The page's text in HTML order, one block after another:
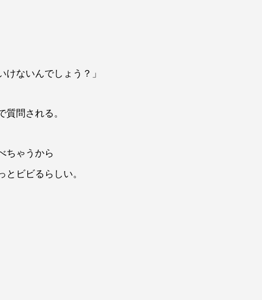
けないんでしょう？」
問される。
ちゃうから
ビビるらしい。